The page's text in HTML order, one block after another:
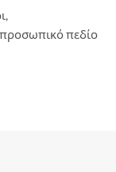
πεδίο